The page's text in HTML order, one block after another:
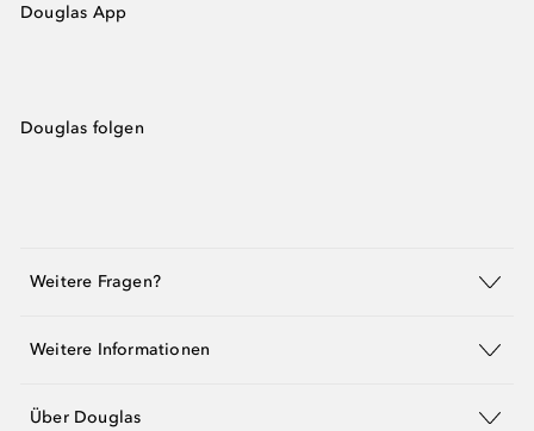
Douglas App
Douglas folgen
Weitere Fragen?
Weitere Informationen
Über Douglas